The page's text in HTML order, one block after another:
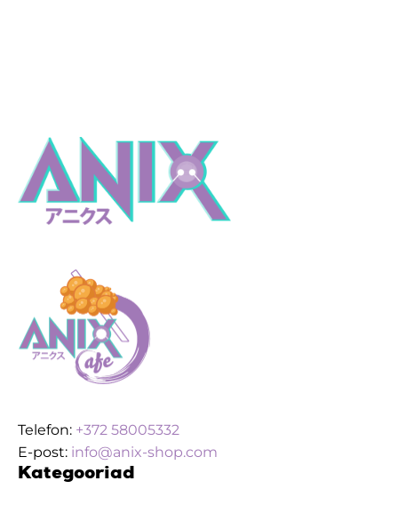
Telefon: +372 58005332
E-post: info@anix-shop.com
Kategooriad